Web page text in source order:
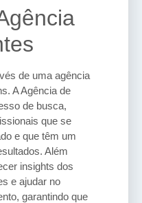
de uma agência
A Agência de
de busca,
que se
e que têm um
Além
insights dos
e ajudar no
garantindo que